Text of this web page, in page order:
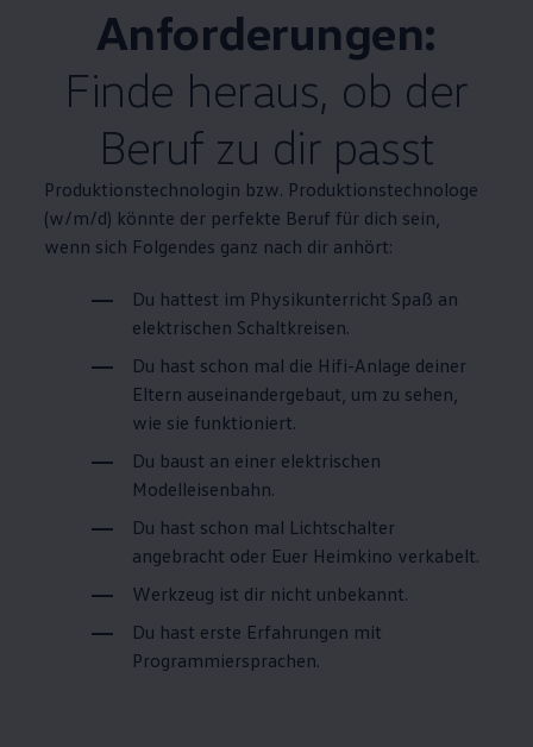
Anforderungen:
Finde heraus, ob der
Beruf zu dir passt
Produktionstechnologin bzw. Produktions­technologe
(w/m/d) könnte der perfekte Beruf für dich sein,
wenn sich Folgendes ganz nach dir anhört:
Du hattest im Physikunterricht Spaß an
elektrischen Schaltkreisen.
Du hast schon mal die Hifi-Anlage deiner
Eltern auseinandergebaut, um zu sehen,
wie sie funktioniert.
Du baust an einer elektrischen
Modelleisenbahn.
Du hast schon mal Lichtschalter
angebracht oder Euer Heimkino verkabelt.
Werkzeug ist dir nicht unbekannt.
Du hast erste Erfahrungen mit
Programmiersprachen.